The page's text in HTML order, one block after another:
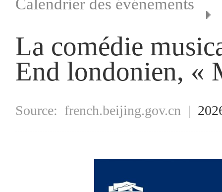
Calendrier des événements
La comédie
End londonien, «
Source: french.beijing.gov.cn |